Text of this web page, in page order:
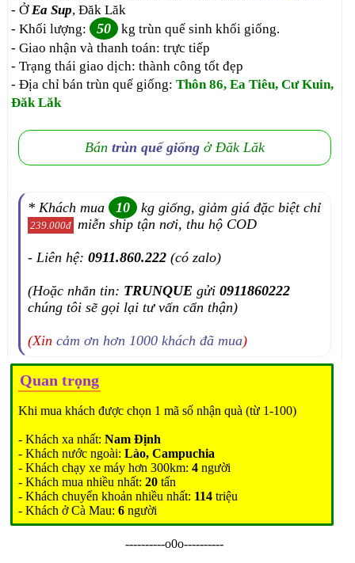
- Ở Ea Sup, Đăk Lăk
- Khối lượng: 50
kg trùn quế sinh khối giống.
- Giao nhận và thanh toán: trực tiếp
- Trạng thái giao dịch: thành công tốt đẹp
- Địa chỉ bán trùn quế giống:Thôn 86, Ea Tiêu, Cư Kuin,
Đăk Lăk
Bántrùn quế giống ở Đăk Lăk
* Khách mua 10 kg giống, giảm giá đặc biệt chỉ
239.000đ miễn ship tận nơi, thu hộ COD
- Liên hệ:0911.860.222 (có zalo)
(Hoặc nhắn tin: TRUNQUE gửi0911860222
chúng tôi sẽ gọi lại tư vấn cẩn thận)
(Xincảm ơn hơn 1000 khách đã mua)
Quan trọng
Khi mua khách được chọn 1 mã số nhận quà (từ 1-100)
- Khách xa nhất:Nam Định
- Khách nước ngoài:Lào, Campuchia
- Khách chạy xe máy hơn 300km:4 người
- Khách mua nhiều nhất:20 tấn
- Khách chuyển khoản nhiều nhất: 114 triệu
- Khách ở Cà Mau:6 người
----------o0o----------